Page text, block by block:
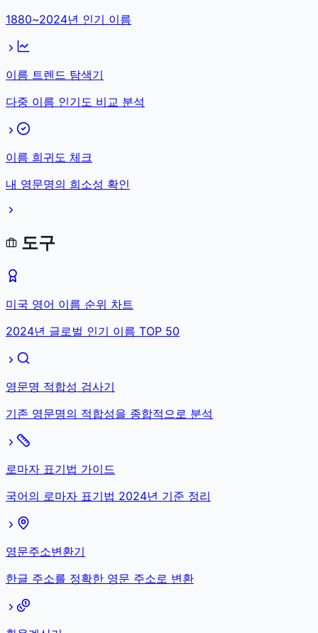
1880~2024년 인기 이름
이름 트렌드 탐색기
다중 이름 인기도 비교 분석
이름 희귀도 체크
내 영문명의 희소성 확인
도구
미국 영어 이름 순위 차트
2024년 글로벌 인기 이름 TOP 50
영문명 적합성 검사기
기존 영문명의 적합성을 종합적으로 분석
로마자 표기법 가이드
국어의 로마자 표기법 2024년 기준 정리
영문주소변환기
한글 주소를 정확한 영문 주소로 변환